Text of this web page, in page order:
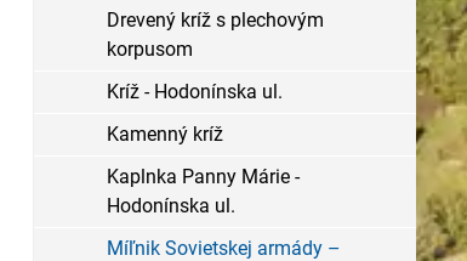
Drevený kríž s plechovým
korpusom
Kríž - Hodonínska ul.
Kamenný kríž
Kaplnka Panny Márie -
Hodonínska ul.
Míľnik Sovietskej armády –